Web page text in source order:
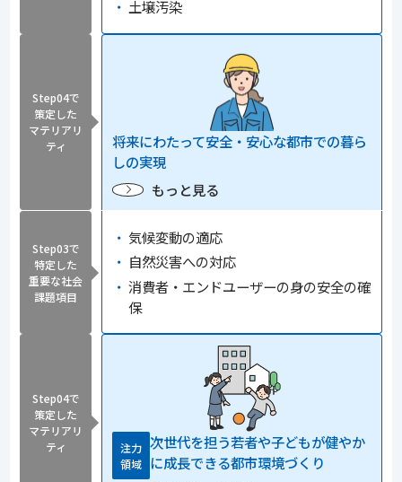
土壌汚染
Step04で
策定した
マテリアリ
ティ
将来にわたって安全・安心な都市での暮ら
しの実現
もっと見る
Step03で
特定した
重要な社会
課題項目
気候変動の適応
自然災害への対応
消費者・エンドユーザーの身の安全の確
保
Step04で
策定した
マテリアリ
ティ
注力
領域
次世代を担う若者や子どもが健やか
に成長できる都市環境づくり